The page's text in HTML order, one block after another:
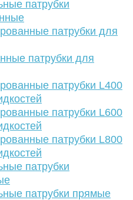
патрубки
патрубки для
патрубки для
патрубки L400
патрубки L600
патрубки L800
патрубки
патрубки прямые